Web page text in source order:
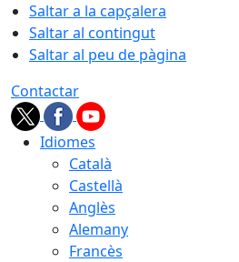
Saltar a la capçalera
Saltar al contingut
Saltar al peu de pàgina
Contactar
Idiomes
Català
Castellà
Anglès
Alemany
Francès